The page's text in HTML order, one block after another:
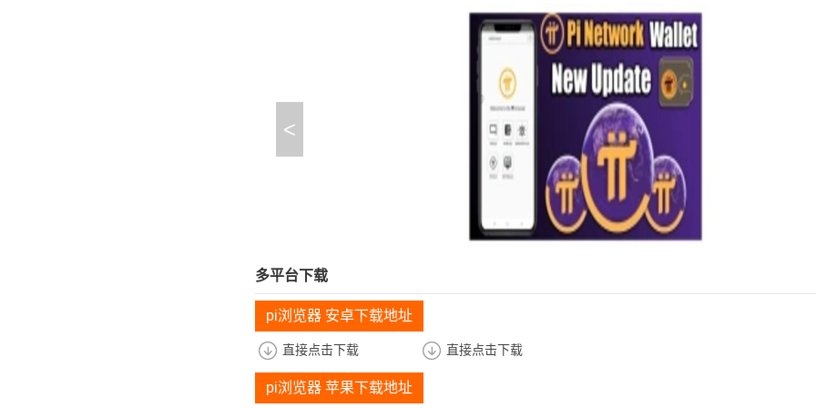
<
多平台下载
pi浏览器 安卓下载地址
直接点击下载 直接点击下载
pi浏览器 苹果下载地址